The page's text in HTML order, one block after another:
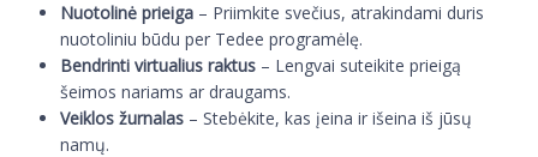
Nuotolinė prieiga – Priimkite svečius, atrakindami duris
nuotoliniu būdu per Tedee programėlę.
Bendrinti virtualius raktus – Lengvai suteikite prieigą
šeimos nariams ar draugams.
Veiklos žurnalas – Stebėkite, kas įeina ir išeina iš jūsų
namų.